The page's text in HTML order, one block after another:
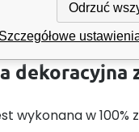
Tkanina
dekoracyjna
wykonana w 100%
Odrzuć
Szczegółowe